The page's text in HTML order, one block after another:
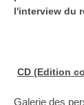
l'interview du
CD (Edition
Galerie des